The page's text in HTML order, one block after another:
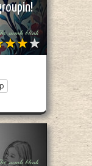
𝓂𝓂𝒽 𝒷𝓁𝒾𝓃𝓀
𝓂𝓂𝒽 𝒷𝓁𝒾𝓃𝓀